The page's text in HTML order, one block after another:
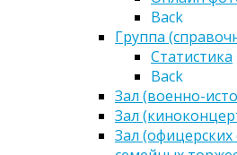
Back
Группа
Статистика
Back
Зал (военно-
Зал
Зал